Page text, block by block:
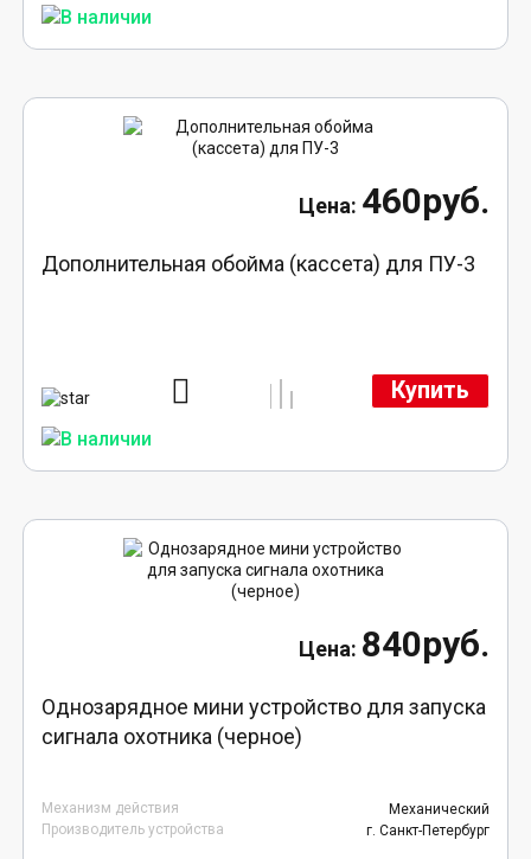
460руб.
Дополнительная обойма (кассета) для ПУ-3
Купить
840руб.
Однозарядное мини устройство для запуска
сигнала охотника (черное)
Механизм действия
Механический
Производитель устройства
г. Санкт-Петербург